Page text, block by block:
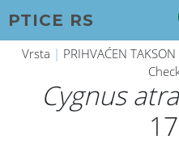
PTICE RS
Vrsta | PRIHVAĆEN
Cygnus